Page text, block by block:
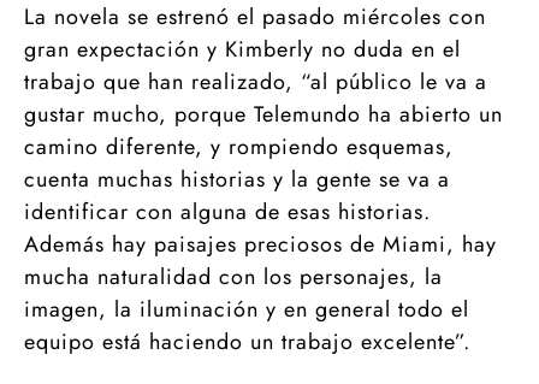
La novela se estrenó el pasado miércoles con
gran expectación y Kimberly no duda en el
trabajo que han realizado, “al público le va a
gustar mucho, porque Telemundo ha abierto un
camino diferente, y rompiendo esquemas,
cuenta muchas historias y la gente se va a
identificar con alguna de esas historias.
Además hay paisajes preciosos de Miami, hay
mucha naturalidad con los personajes, la
imagen, la iluminación y en general todo el
equipo está haciendo un trabajo excelente”.